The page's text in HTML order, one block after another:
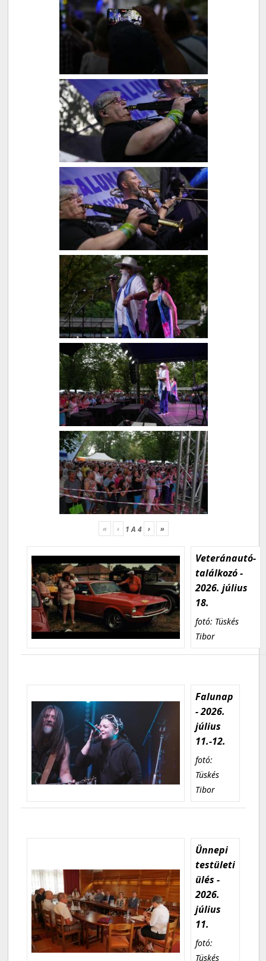
« ‹ 1A 4 › »
Veteránautó-
találkozó -
2026. július
18.
fotó: Tüskés
Tibor
Falunap
- 2026.
július
11.-12.
fotó:
Tüskés
Tibor
Ünnepi
testületi
ülés -
2026.
július
11.
fotó:
Tüskés